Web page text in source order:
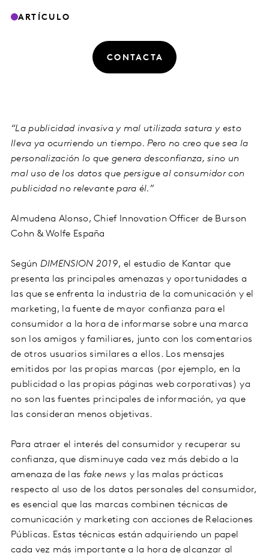
ARTÍCULO
CONTACTA
“La publicidad invasiva y mal utilizada satura y esto
lleva ya ocurriendo un tiempo. Pero no creo que sea la
personalización lo que genera desconfianza, sino un
mal uso de los datos que persigue al consumidor con
publicidad no relevante para él.”
Almudena Alonso, Chief Innovation Officer de Burson
Cohn & Wolfe España
Según DIMENSION 2019, el estudio de Kantar que
presenta las principales amenazas y oportunidades a
las que se enfrenta la industria de la comunicación y el
marketing, la fuente de mayor confianza para el
consumidor a la hora de informarse sobre una marca
son los amigos y familiares, junto con los comentarios
de otros usuarios similares a ellos. Los mensajes
emitidos por las propias marcas (por ejemplo, en la
publicidad o las propias páginas web corporativas) ya
no son las fuentes principales de información, ya que
las consideran menos objetivas.
Para atraer el interés del consumidor y recuperar su
confianza, que disminuye cada vez más debido a la
amenaza de las fake news y las malas prácticas
respecto al uso de los datos personales del consumidor,
es esencial que las marcas combinen técnicas de
comunicación y marketing con acciones de Relaciones
Públicas. Estas técnicas están adquiriendo un papel
cada vez más importante a la hora de alcanzar al